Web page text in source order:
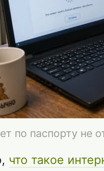
по паспорту не
что такое